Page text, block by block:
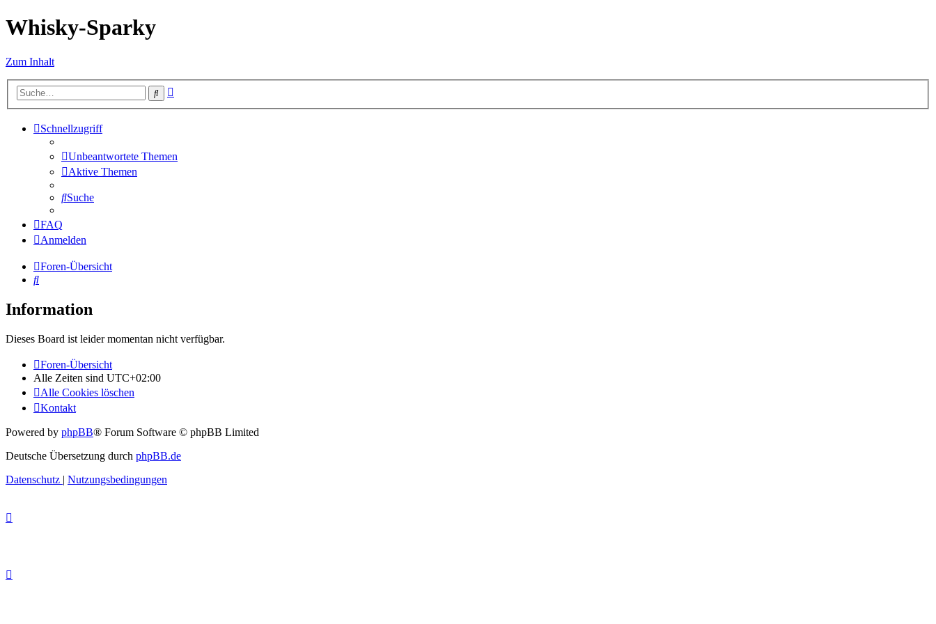
Whisky-Sparky
Zum Inhalt
Suche
Schnellzugriff
Unbeantwortete Themen
Aktive Themen
Suche
FAQ
Anmelden
Foren-Übersicht
Suche
Information
Dieses Board ist leider momentan nicht verfügbar.
Foren-Übersicht
Alle Zeiten sind UTC+02:00
Alle Cookies löschen
Kontakt
Powered by phpBB® Forum Software © phpBB Limited
Deutsche Übersetzung durch phpBB.de
Datenschutz | Nutzungsbedingungen